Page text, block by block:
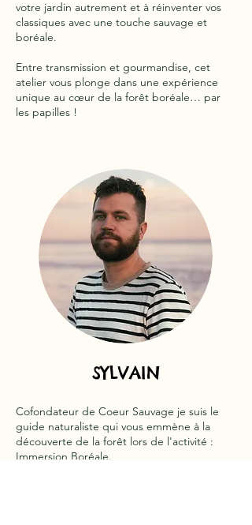
votre jardin autrement et à réinventer vos
classiques avec une touche sauvage et
boréale.
Entre transmission et gourmandise, cet
atelier vous plonge dans une expérience
unique au cœur de la forêt boréale… par
les papilles !
SYLVAIN
Cofondateur de Coeur Sauvage je suis le
guide naturaliste qui vous emmène à la
découverte de la forêt lors de l'activité :
Immersion Boréale.